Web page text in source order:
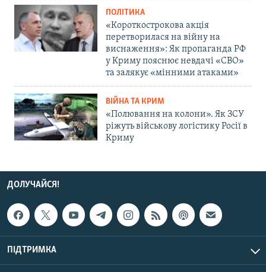
ПОЛІТИКА
«Короткострокова акція
перетворилася на війну на
виснаження»: Як пропаганда РФ
у Криму пояснює невдачі «СВО»
та залякує «мінними атаками»
ВІЙНА ТА КРИМ
«Полювання на колони». Як ЗСУ
ріжуть військову логістику Росії в
Криму
ДОЛУЧАЙСЯ!
ПІДТРИМКА